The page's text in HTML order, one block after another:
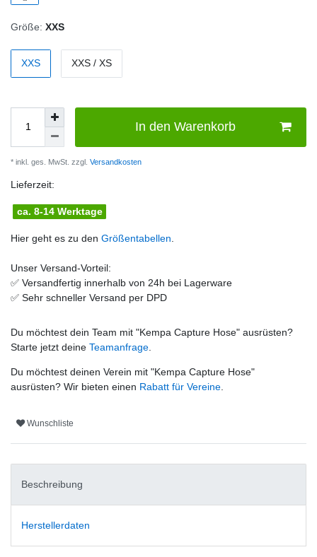
Größe: XXS
XXS XXS / XS
In den Warenkorb
* inkl. ges. MwSt. zzgl. Versandkosten
Lieferzeit:
ca. 8-14 Werktage
Hier geht es zu den Größentabellen
Unser Versand-Vorteil:
✅ Versandfertig innerhalb von 24h bei Lagerware
✅ Sehr schneller Versand per DPD
Du möchtest dein Team mit "Kempa Capture Hose" ausrüsten?
Starte jetzt deine Teamanfrage
Du möchtest deinen Verein mit "Kempa Capture Hose"
ausrüsten? Wir bieten einen Rabatt für Vereine
Wunschliste
Beschreibung
Herstellerdaten